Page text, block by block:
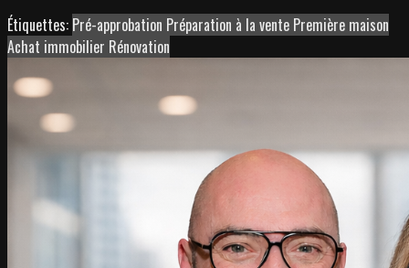
Étiquettes: Pré-approbation Préparation à la vente Première maison
Achat immobilier Rénovation